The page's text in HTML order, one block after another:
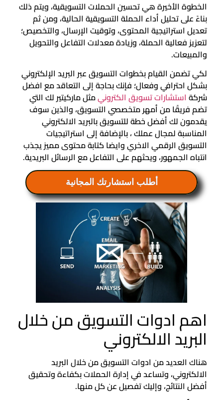
الخطوة الأخيرة هي تحسين الحملات التسويقية، ويتم ذلك
بناءً على تحليل أداء الحملة التسويقية الحالية، ومن ثم
تعديل استراتيجية المحتوى، وتوقيت الإرسال، والتخصيص؛
لتعزيز فعالية الحملة، وزيادة معدلات التفاعل والتحويل
والمبيعات.
لكي تضمن القيام بخطوات التسويق عبر البريد الإلكتروني
بشكل احترافي وفعال؛ فإنك بحاجة إلى التعاقد مع افضل
شركة استشارات تسويق الكترونيمثل ماركيتير لك التي
تضم فريقًا من أمهر متخصصي التسويق، والذين سوف
يقدمون لك أفضل خطة للتسويق بالبريد الالكتروني
المناسبة لمجال عملك ، بالإضافة إلى استراتيجيات
التسويق الرقمي الاخري وايضا كتابة محتوى مميز يجذب
انتباه الجمهور، ويحثهم على التفاعل مع الرسائل البريدية.
أطلب استشارتك المجانية
اهم ادوات التسويق من خلال
البريد الالكتروني
هناك العديد من ادوات التسويق من خلال البريد
الالكتروني، وتساعد في إدارة الحملات بكفاءة وتحقيق
أفضل النتائج، وإليك تفصيل عن كل منها.